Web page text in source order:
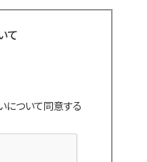
て
ついて同意する